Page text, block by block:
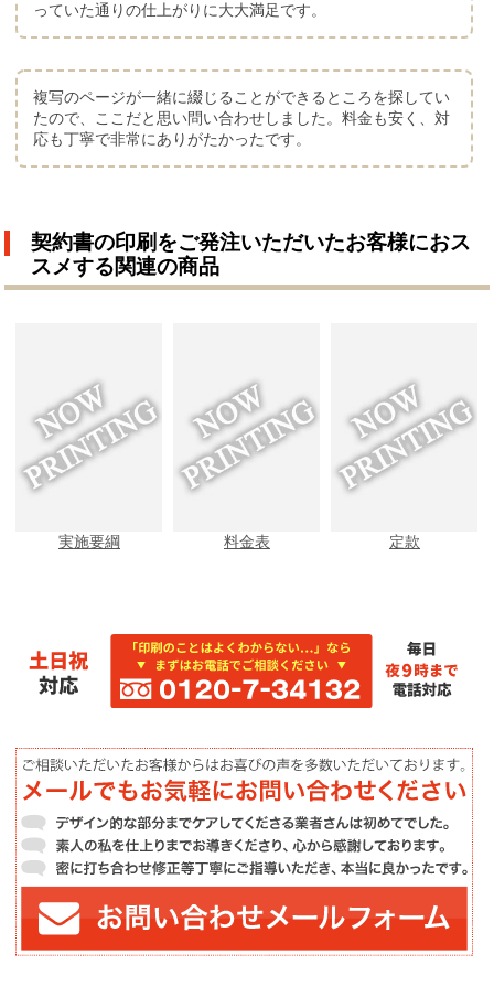
っていた通りの仕上がりに大大満足です。
複写のページが一緒に綴じることができるところを探してい
たので、ここだと思い問い合わせしました。料金も安く、対
応も丁寧で非常にありがたかったです。
契約書の印刷をご発注いただいたお客様におス
スメする関連の商品
実施要綱 料金表 定款